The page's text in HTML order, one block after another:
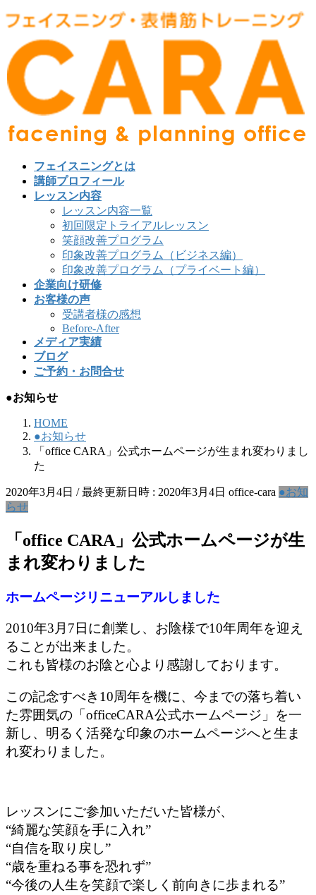
フェイスニングとは
講師プロフィール
レッスン内容
レッスン内容一覧
初回限定トライアルレッスン
笑顔改善プログラム
印象改善プログラム（ビジネス編）
印象改善プログラム（プライベート編）
企業向け研修
お客様の声
受講者様の感想
Before-After
メディア実績
ブログ
ご予約・お問合せ
●お知らせ
HOME
●お知らせ
「office CARA」公式ホームページが生まれ変わりまし
た
2020年3月4日 / 最終更新日時 : 2020年3月4日 office-cara ●お知
らせ
「office CARA」公式ホームページが生
まれ変わりました
ホームページリニューアルしました
2010年3月7日に創業し、お陰様で10年周年を迎え
ることが出来ました。
これも皆様のお陰と心より感謝しております。
この記念すべき10周年を機に、今までの落ち着い
た雰囲気の「officeCARA公式ホームページ」を一
新し、明るく活発な印象のホームページへと生ま
れ変わりました。
レッスンにご参加いただいた皆様が、
“綺麗な笑顔を手に入れ”
“自信を取り戻し”
“歳を重ねる事を恐れず”
“今後の人生を笑顔で楽しく前向きに歩まれる”